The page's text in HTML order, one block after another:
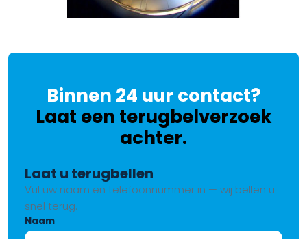
Binnen 24 uur contact?
Laat een terugbelverzoek
achter.
Laat u terugbellen
Vul uw naam en telefoonnummer in — wij bellen u
snel terug.
Naam